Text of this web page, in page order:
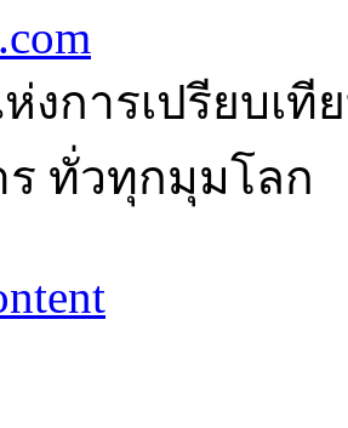
งการเปรียบเ
ร ทั่วทุกมุมโลก